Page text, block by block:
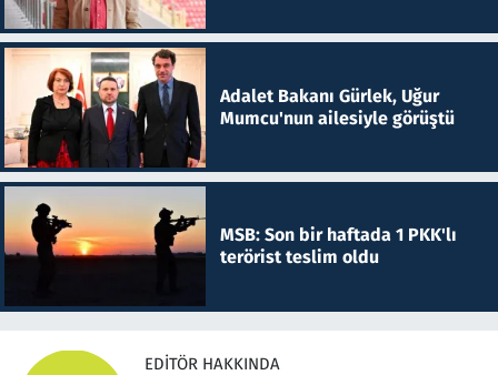
Adalet Bakanı Gürlek, Uğur
Mumcu'nun ailesiyle görüştü
MSB: Son bir haftada 1 PKK'lı
terörist teslim oldu
EDITÖR HAKKINDA